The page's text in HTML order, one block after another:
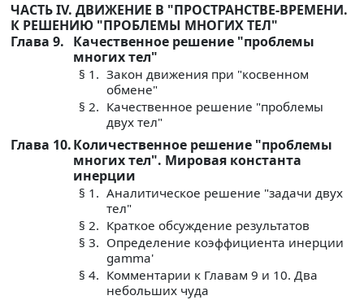
ЧАСТЬ IV. ДВИЖЕНИЕ В "ПРОСТРАНСТВЕ-ВРЕМЕНИ.
К РЕШЕНИЮ "ПРОБЛЕМЫ МНОГИХ ТЕЛ"
Глава 9. Качественное решение "проблемы
многих тел"
§ 1. Закон движения при "косвенном
обмене"
§ 2. Качественное решение "проблемы
двух тел"
Глава 10.Количественное решение "проблемы
многих тел". Мировая константа
инерции
§ 1. Аналитическое решение "задачи двух
тел"
§ 2. Краткое обсуждение результатов
§ 3. Определение коэффициента инерции
gamma'
§ 4. Комментарии к Главам 9 и 10. Два
небольших чуда